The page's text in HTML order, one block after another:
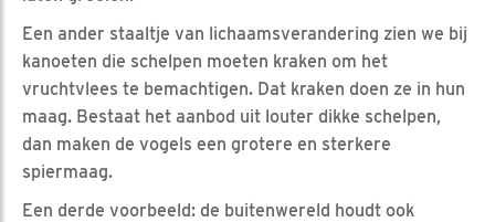
Een ander staaltje van lichaamsverandering zien we bij
kanoeten die schelpen moeten kraken om het
vruchtvlees te bemachtigen. Dat kraken doen ze in hun
maag. Bestaat het aanbod uit louter dikke schelpen,
dan maken de vogels een grotere en sterkere
spiermaag.
Een derde voorbeeld: de buitenwereld houdt ook